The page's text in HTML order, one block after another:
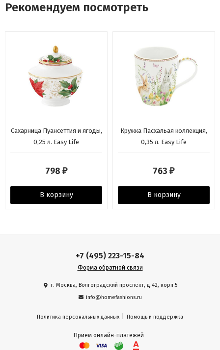
Рекомендуем посмотреть
Сахарница Пуансеттия и ягоды,
0,25 л. Easy Life
798 ₽
В корзину
Кружка Пасхальая коллекция,
0,35 л. Easy Life
763 ₽
В корзину
+7 (495) 223-15-84
Форма обратной связи
г. Москва, Волгоградский проспект, д.42, корп.5
info@homefashions.ru
Политика персональных данных Помощь и поддержка
Прием онлайн-платежей